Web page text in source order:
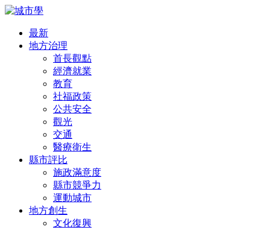
最新
地方治理
首長觀點
經濟就業
教育
社福政策
公共安全
觀光
交通
醫療衛生
縣市評比
施政滿意度
縣市競爭力
運動城市
地方創生
文化復興